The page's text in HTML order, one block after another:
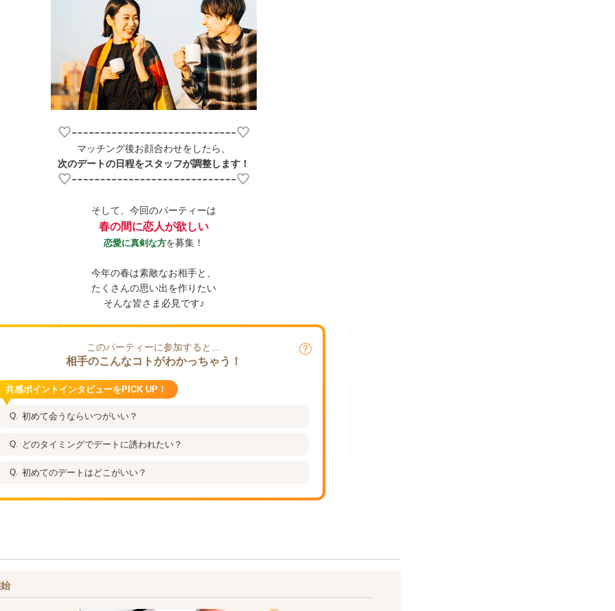
マッチング後お顔合わせをしたら、
次のデートの日程をスタッフが調整します！
そして、今回のパーティーは
春の間に恋人が欲しい
恋愛に真剣な方を募集！
今年の春は素敵なお相手と、
たくさんの思い出を作りたい
そんな皆さま必見です♪
このパーティーに参加すると…
相手のこんなコトがわかっちゃう！
共感ポイントインタビューをPICK UP！
初めて会うならいつがいい？
どのタイミングでデートに誘われたい？
初めてのデートはどこがいい？